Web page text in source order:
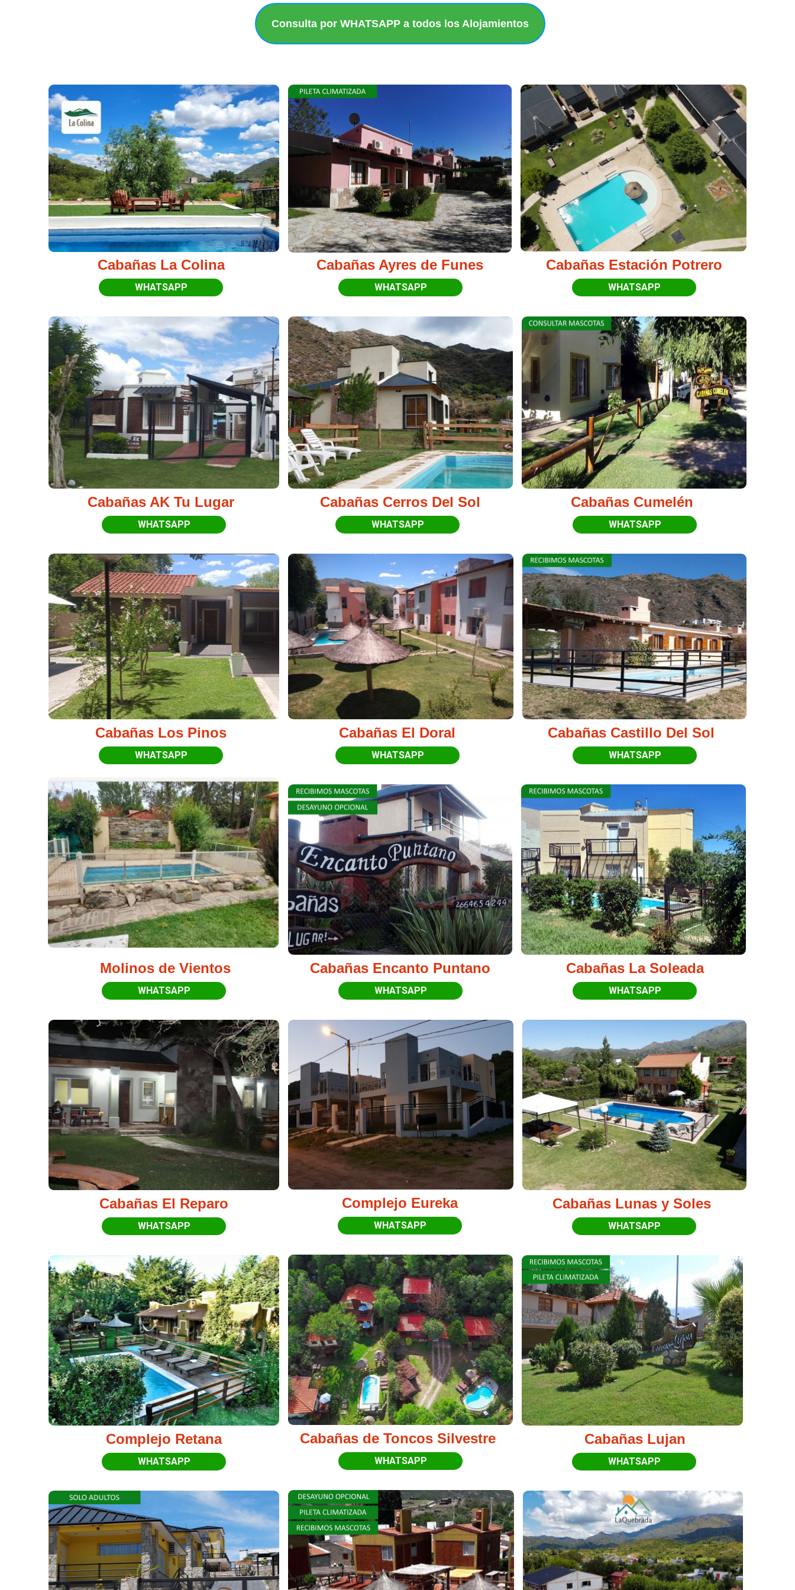
Cabañas La Colina Cabañas Ayres de Funes
Cabañas Cerros Del Sol Cabañas Cumelén
Cabañas Los Pinos Cabañas Castillo Del Sol
Cabañas Encanto Puntano
Cabañas El Reparo Complejo Eureka Cabañas Lunas y Soles
Complejo Retana Cabañas de Toncos Silvestre Cabañas Lujan
Cabañas Estación Potrero
Cabañas AK Tu Lugar
Molinos de Vientos
Consulta por WHATSAPP a todos los Alojamientos
Cabañas El Doral
Cabañas La Soleada
WHATSAPP
WHATSAPP
WHATSAPP
WHATSAPP WHATSAPP WHATSAPP
WHATSAPP WHATSAPP WHATSAPP
WHATSAPP WHATSAPP WHATSAPP
WHATSAPP WHATSAPP WHATSAPP
WHATSAPP WHATSAPP WHATSAPP